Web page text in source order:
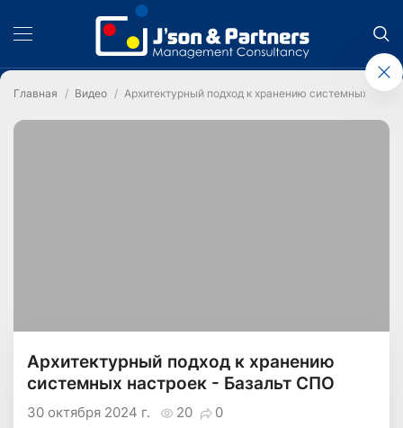
Главная Видео Архитектурный подход к хранению системных
Архитектурный подход к хранению
системных настроек - Базальт СПО
20 0
30 октября 2024 г.